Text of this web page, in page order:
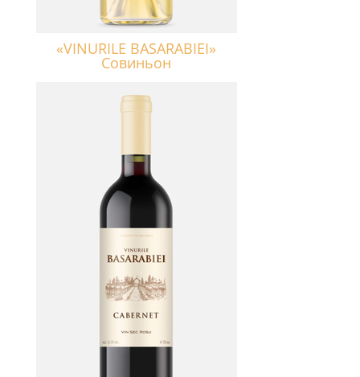
«VINURILE BASARABIEI»
Совиньон